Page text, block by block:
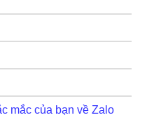
mắc của bạn về Zalo